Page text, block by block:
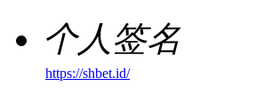
个人签名
https://shbet.id/